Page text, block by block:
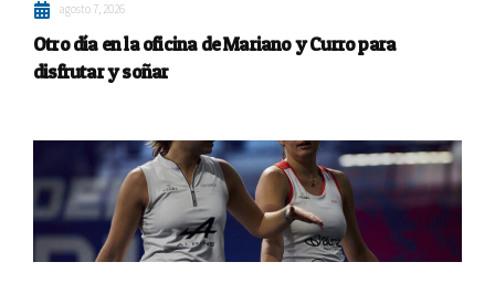
agosto 7, 2026
Otro día en la oficina de Mariano y Curro para
disfrutar y soñar